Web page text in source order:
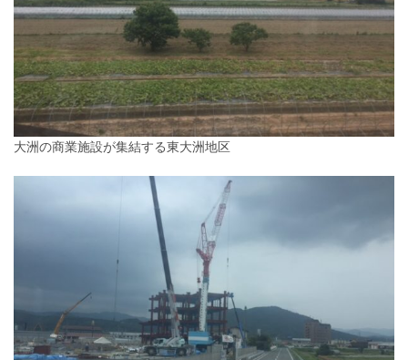
大洲の商業施設が集結する東大洲地区